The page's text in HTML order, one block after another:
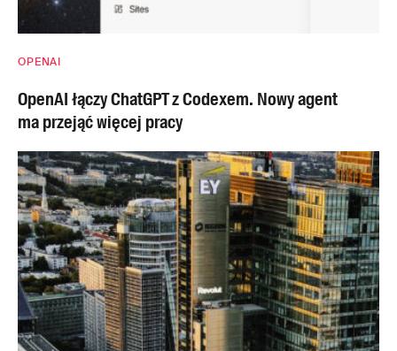
OPENAI
OpenAI łączy ChatGPT z Codexem. Nowy agent
ma przejąć więcej pracy